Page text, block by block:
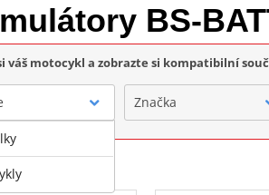
BS-
váš motocykl a zobrazte si kompatibilní
Značka